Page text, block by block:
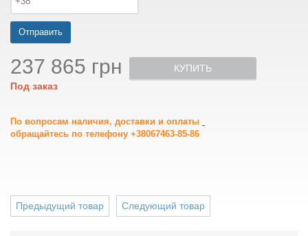
Отправить
237 865 грн
Под заказ
КУПИТЬ
По вопросам наличия, доставки и оплаты
обращайтесь по телефону +38067463-85-86
Следующий товар
Предыдущий товар